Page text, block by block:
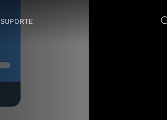
SUPORTE